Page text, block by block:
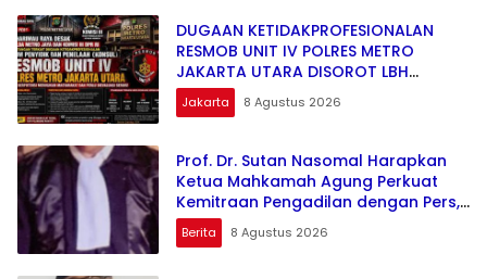
DUGAAN KETIDAKPROFESIONALAN
RESMOB UNIT IV POLRES METRO
JAKARTA UTARA DISOROT LBH
HARIMAU RAYA
Jakarta 8 Agustus 2026
Prof. Dr. Sutan Nasomal Harapkan
Ketua Mahkamah Agung Perkuat
Kemitraan Pengadilan dengan Pers,
Soroti Dugaan Insiden di PN
Watansoppeng
Berita 8 Agustus 2026